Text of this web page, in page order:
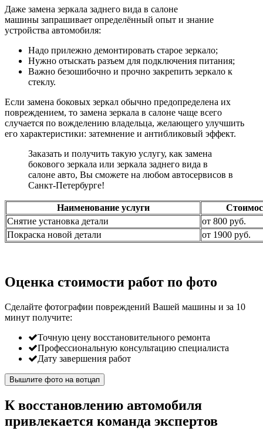
Даже замена зеркала заднего вида в салоне
машины запрашивает определённый опыт и знание
устройства автомобиля:
Надо прилежно демонтировать старое зеркало;
Нужно отыскать разъем для подключения питания;
Важно безошибочно и прочно закрепить зеркало к
стеклу.
Если замена боковых зеркал обычно предопределена их
повреждением, то замена зеркала в салоне чаще всего
случается по вожделению владельца, желающего улучшить
его характеристики: затемнение и антибликовый эффект.
Заказать и получить такую услугу, как замена
бокового зеркала или зеркала заднего вида в
салоне авто, Вы сможете на любом автосервисов в
Санкт-Петербурге!
Наименование услуги
Снятие установка детали
от 800 руб.
Покраска новой детали
от 1900 руб.
Оценка стоимости работ по фото
Сделайте фотографии повреждений Вашей машины и за 10
минут получите:
Точную цену восстановительного ремонта
Профессиональную консультацию специалиста
Дату завершения работ
Вышлите фото на вотцап
К восстановлению автомобиля
привлекается команда экспертов